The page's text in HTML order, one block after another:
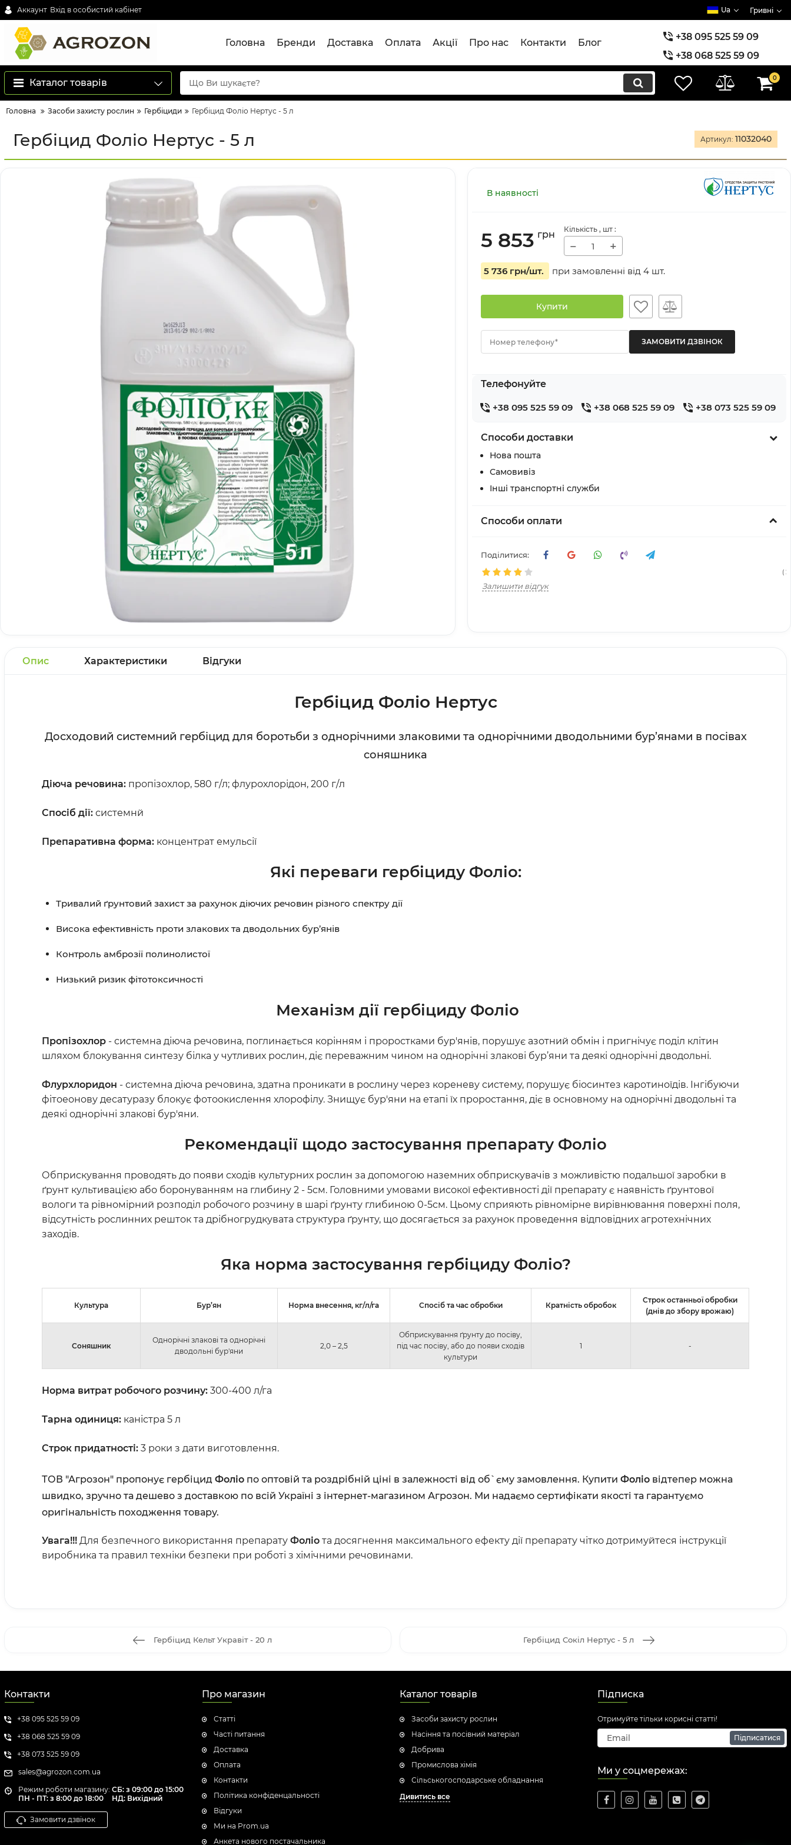
Аккаунт Вхід в особистий кабінет Ua Гривні
Головна Бренди Доставка Оплата Акції Про нас Контакти Блог
+38 095 525 59 09
+38 068 525 59 09
+38 073 525 59 09
Каталог товарів 0
Головна Засоби захисту рослин Гербіциди Гербіцид Фоліо Нертус - 5 л
Гербіцид Фоліо Нертус - 5 л Артикул: 11032040
В наявності
5 853 грн Кількість , шт :
− +
5 736 грн/шт. при замовленні від 4 шт.
Купити
Номер телефону*
Телефонуйте
+38 095 525 59 09 +38 068 525 59 09 +38 073 525 59 09
Способи доставки
Нова пошта
Самовивіз
Інші транспортні служби
Способи оплати
Поділитися:
(
Залишити відгук
Опис Характеристики Відгуки
Гербіцид Фоліо Нертус
Досходовий системний гербіцид для боротьби з однорічними злаковими та однорічними дводольними бур’янами в посівах
соняшника
Діюча речовина: пропізохлор, 580 г/л; флурохлорідон, 200 г/л
Спосіб дії: системнй
Препаративна форма: концентрат емульсії
Які переваги гербіциду Фоліо:
Тривалий ґрунтовий захист за рахунок діючих речовин різного спектру дії
Висока ефективність проти злакових та дводольних бур’янів
Контроль амброзії полинолистої
Низький ризик фітотоксичності
Механізм дії гербіциду Фоліо
Пропізохлор - системна діюча речовина, поглинається корінням і проростками бур'янів, порушує азотний обмін і пригнічує поділ клітин
шляхом блокування синтезу білка у чутливих рослин, діє переважним чином на однорічні злакові бур’яни та деякі однорічні дводольні.
Флурхлоридон - системна діюча речовина, здатна проникати в рослину через кореневу систему, порушує біосинтез каротиноїдів. Інгібуючи
фітоеонову десатуразу блокує фотоокислення хлорофілу. Знищує бур'яни на етапі їх проростання, діє в основному на однорічні дводольні та
деякі однорічні злакові бур'яни.
Рекомендації щодо застосування препарату Фоліо
Обприскування проводять до появи сходів культурних рослин за допомогою наземних обприскувачів з можливістю подальшої заробки в
ґрунт культивацією або боронуванням на глибину 2 - 5см. Головними умовами високої ефективності дії препарату є наявність ґрунтової
вологи та рівномірний розподіл робочого розчину в шарі ґрунту глибиною 0-5см. Цьому сприяють рівномірне вирівнювання поверхні поля,
відсутність рослинних решток та дрібногрудкувата структура ґрунту, що досягається за рахунок проведення відповідних агротехнічних
заходів.
Яка норма застосування гербіциду Фоліо?
Культура Бур’ян Норма внесення, кг/л/га Спосіб та час обробки Кратність обробок
Строк останньої обробки
(днів до збору врожаю)
Соняшник
Однорічні злакові та однорічні
дводольні бур'яни
2,0 – 2,5
Обприскування ґрунту до посіву,
під час посіву, або до появи сходів
культури
1 -
Норма витрат робочого розчину: 300-400 л/га
Тарна одиниця: каністра 5 л
Строк придатності: 3 роки з дати виготовлення.
ТОВ "Агрозон" пропонує гербіцид Фоліо по оптовій та роздрібній ціні в залежності від об`єму замовлення. Купити Фоліо відтепер можна
швидко, зручно та дешево з доставкою по всій Україні з інтернет-магазином Агрозон. Ми надаємо сертифікати якості та гарантуємо
оригінальність походження товару.
Увага!!! Для безпечного використання препарату Фоліо та досягнення максимального ефекту дії препарату чітко дотримуйтеся інструкції
виробника та правил техніки безпеки при роботі з хімічними речовинами.
Гербіцид Кельт Укравіт - 20 л Гербіцид Сокіл Нертус - 5 л
Контакти
+38 095 525 59 09
+38 068 525 59 09
+38 073 525 59 09
sales@agrozon.com.ua
Режим роботи магазину:
ПН - ПТ: з 8:00 до 18:00
СБ: з 09:00 до 15:00
НД: Вихідний
Замовити дзвінок
Про магазин
Статті
Часті питання
Доставка
Оплата
Контакти
Політика конфіденцальності
Відгуки
Ми на Prom.ua
Анкета нового постачальника
Каталог товарів
Засоби захисту рослин
Насіння та посівний матеріал
Добрива
Промислова хімія
Сільськогосподарське обладнання
Дивитись все
Підписка
Отримуйте тільки корисні статті!
Підписатися
Ми у соцмережах: